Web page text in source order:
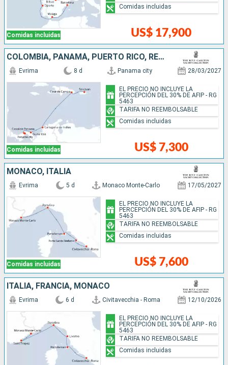
Comidas incluidas US$ 17,900
Comidas incluidas
COLOMBIA, PANAMÁ, PUERTO RICO, REPÚBLICA DOMINICANA
Comidas incluidas
Evrima 8 d Panama city 28/03/2027
US$ 7,300
EL PRECIO NO INCLUYE LA
PERCEPCIÓN DEL 30% DE AFIP - RG
5463
TARIFA NO REEMBOLSABLE
Comidas incluidas
MONACO, ITALIA
Comidas incluidas
Evrima 5 d Monaco Monte-Carlo 17/05/2027
US$ 7,600
EL PRECIO NO INCLUYE LA
PERCEPCIÓN DEL 30% DE AFIP - RG
5463
TARIFA NO REEMBOLSABLE
Comidas incluidas
ITALIA, FRANCIA, MONACO
Evrima 6 d Civitavecchia - Roma 12/10/2026
EL PRECIO NO INCLUYE LA
PERCEPCIÓN DEL 30% DE AFIP - RG
5463
TARIFA NO REEMBOLSABLE
Comidas incluidas